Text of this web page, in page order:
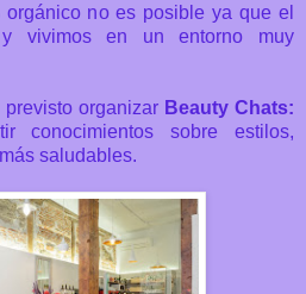
no es posible ya que el
vivimos en un entorno muy
organizar Beauty Chats:
conocimientos sobre estilos,
saludables.